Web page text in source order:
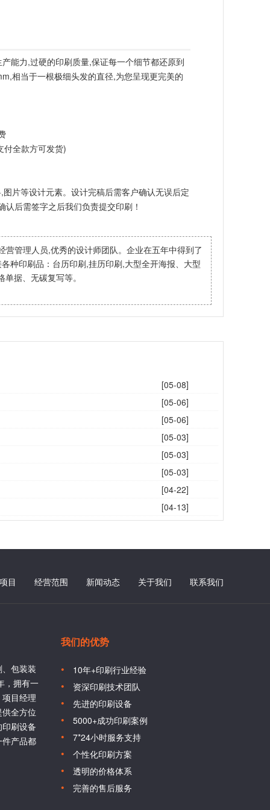
能力,过硬的印刷质量,保证每一个细节都还原到
相当于一根极细头发的直径,为您呈现更完美的
付全款方可发货)
片等设计元素。设计完稿后需客户确认无误后定
后需签字之后我们负责提交印刷！
管理人员,优秀的设计师团队。企业在五年中得到了
种印刷品：台历印刷,挂历印刷,大型全开海报、大型
据、无碳复写等。
[05-08]
[05-06]
[05-06]
[05-03]
[05-03]
[05-03]
[04-22]
[04-13]
目 经营范围 新闻动态 关于我们 联系我们
包装装
，拥有一
目经理
全方位
刷设备
产品都
我们的优势
10年+印刷行业经验
资深印刷技术团队
先进的印刷设备
5000+成功印刷案例
7*24小时服务支持
个性化印刷方案
透明的价格体系
完善的售后服务